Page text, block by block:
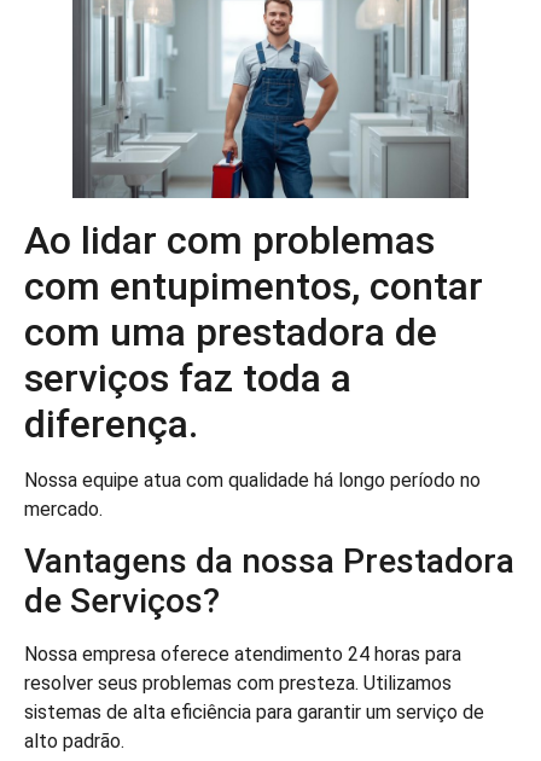
Ao lidar com problemas
com entupimentos, contar
com uma prestadora de
serviços faz toda a
diferença.
Nossa equipe atua com qualidade há longo período no
mercado.
Vantagens da nossa Prestadora
de Serviços?
Nossa empresa oferece atendimento 24 horas para
resolver seus problemas com presteza. Utilizamos
sistemas de alta eficiência para garantir um serviço de
alto padrão.